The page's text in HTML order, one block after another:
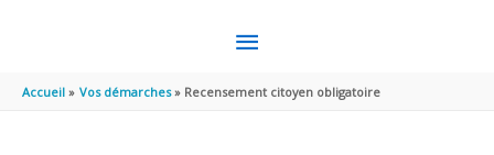
MENU
PRINCIPAL
Accueil Vos démarches Recensement citoyen obligatoire